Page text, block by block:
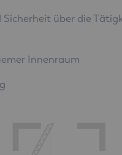
Sicherheit über die
Innenraum